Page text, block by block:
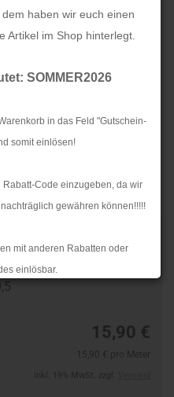
haben wir euch einen
Artikel im Shop hinterlegt.
SOMMER2026
in das Feld "Gutschein-
somit einlösen!
Rabatt-Code einzugeben, da wir
gewähren können!!!!!
mit anderen Rabatten oder
einlösbar.
Lieferzeiten kommen.
15,90 €